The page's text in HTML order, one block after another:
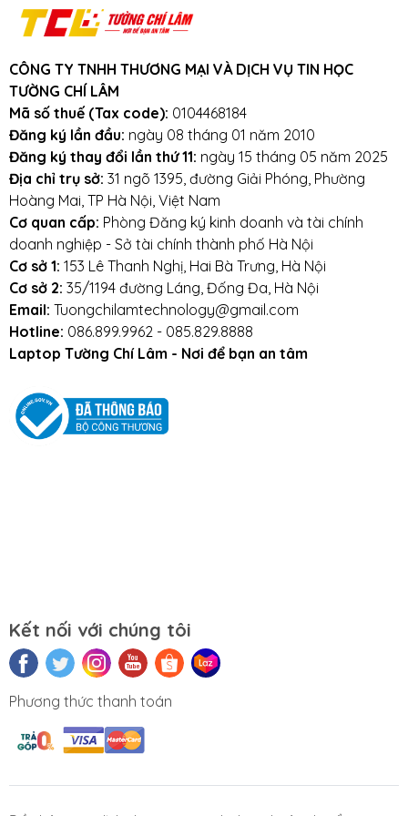
3km.
chất lượng cao. Với tiêu chí chất lượng là
hàng đầu, chúng thôi cam kết không bán
hàng kém chất lượng, gây ảnh hưởng
đến laptop của khách hàng.Tường Chí
Lâm – Điểm 10 cho sự tin cậy
Lưu ý khi sử dụng pin laptop:
Tránh pin bị va đập, rơi vỡ, móp méo, tác
động vật lý bên ngoài vào
Tránh pin tiếp xúc với nước.
Tắt các ứng dụng không cần thiết khi sử dụng
laptop.
Tắt máy khi không sử dụng.
Đồng Tâm- Quận Hai Bà Trưng- Hà Nội.
Website: https://tuongchilam.com
CÔNG TY TNHH THƯƠNG MẠI VÀ DỊCH VỤ TIN HỌC
TƯỜNG CHÍ LÂM
Mã số thuế (Tax code): 0104468184
Đăng ký lần đầu: ngày 08 tháng 01 năm 2010
Đăng ký thay đổi lần thứ 11: ngày 15 tháng 05 năm 2025
Địa chỉ trụ sở: 31 ngõ 1395, đường Giải Phóng, Phường
Hoàng Mai, TP Hà Nội, Việt Nam
Cơ quan cấp: Phòng Đăng ký kinh doanh và tài chính
doanh nghiệp - Sở tài chính thành phố Hà Nội
Cơ sở 1: 153 Lê Thanh Nghị, Hai Bà Trưng, Hà Nội
Cơ sở 2: 35/1194 đường Láng, Đống Đa, Hà Nội
Email: Tuongchilamtechnology@gmail.com
Hotline: 086.899.9962 - 085.829.8888
Laptop Tường Chí Lâm - Nơi để bạn an tâm
Kết nối với chúng tôi
Phương thức thanh toán